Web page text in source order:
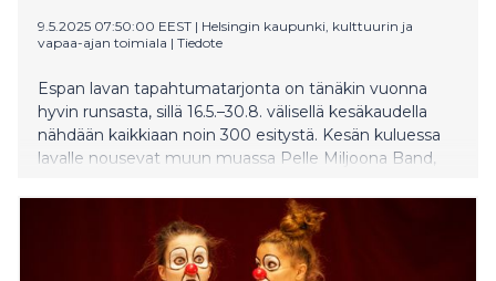
9.5.2025 07:50:00 EEST | Helsingin kaupunki, kulttuurin ja
vapaa-ajan toimiala | Tiedote
Espan lavan tapahtumatarjonta on tänäkin vuonna
hyvin runsasta, sillä 16.5.–30.8. välisellä kesäkaudella
nähdään kaikkiaan noin 300 esitystä. Kesän kuluessa
lavalle nousevat muun muassa Pelle Miljoona Band,
Espan lavan tapahtumat ovat maksuttomia ja